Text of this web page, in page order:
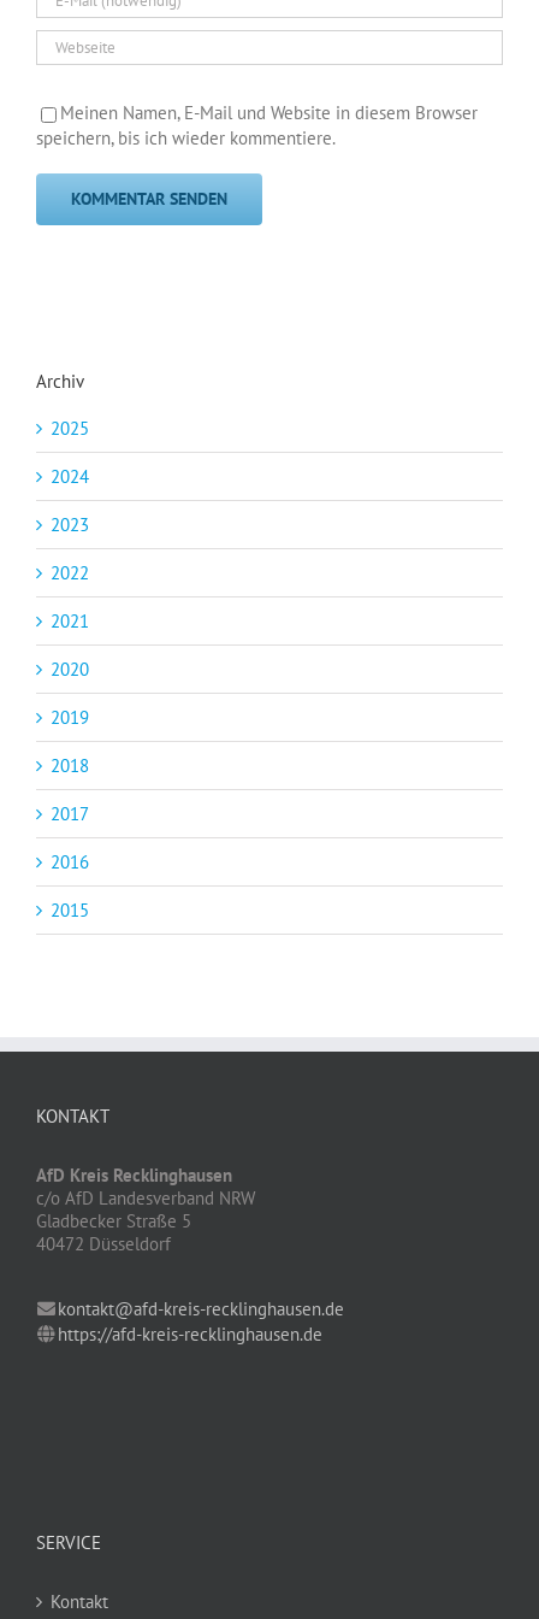
Meinen Namen, E-Mail und Website in diesem Browser
speichern, bis ich wieder kommentiere.
Archiv
2025
2024
2023
2022
2021
2020
2019
2018
2017
2016
2015
KONTAKT
AfD Kreis Recklinghausen
c/o AfD Landesverband NRW
Gladbecker Straße 5
40472 Düsseldorf
kontakt@afd-kreis-recklinghausen.de
https://afd-kreis-recklinghausen.de
SERVICE
Kontakt